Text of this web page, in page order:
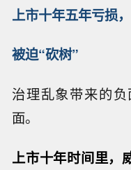
上市十年五年亏损，
被迫“砍树”
治理乱象带来的
面。
上市十年时间里，